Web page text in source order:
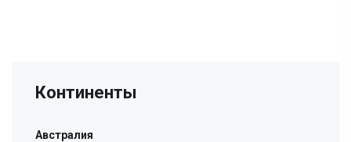
Континенты
Австралия